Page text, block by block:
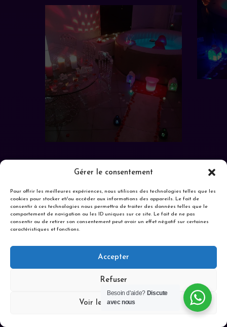
Gérer le consentement
Pour offrir les meilleures expériences, nous utilisons des technologies telles que les
cookies pour stocker et/ou accéder aux informations des appareils. Le fait de
consentir à ces technologies nous permettra de traiter des données telles que le
comportement de navigation ou les ID uniques sur ce site. Le fait de ne pas
consentir ou de retirer son consentement peut avoir un effet négatif sur certaines
caractéristiques et fonctions.
Accepter
Refuser
Voir les préférences
LOCATION SPA À DOMICILE
spa à domicile
avec décoration
romantique en
Besoin d'aide? Discute
avec nous